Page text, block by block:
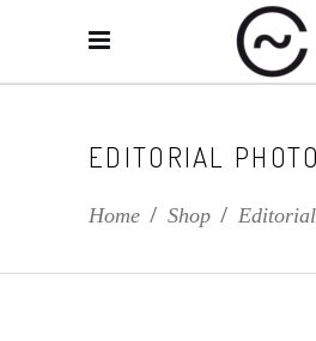
EDITORIAL
Home / Shop /